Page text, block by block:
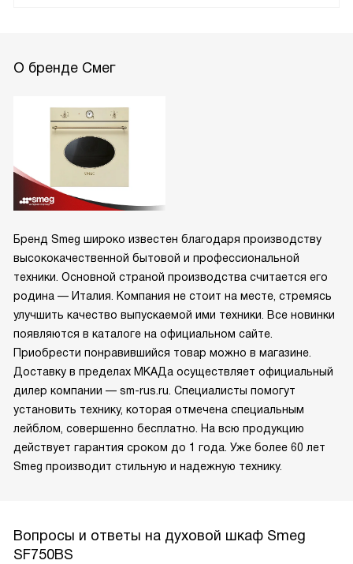
О бренде Смег
Бренд Smeg широко известен благодаря производству
высококачественной бытовой и профессиональной
техники. Основной страной производства считается его
родина — Италия. Компания не стоит на месте, стремясь
улучшить качество выпускаемой ими техники. Все новинки
появляются в каталоге на официальном сайте.
Приобрести понравившийся товар можно в магазине.
Доставку в пределах МКАДа осуществляет официальный
дилер компании — sm-rus.ru. Специалисты помогут
установить технику, которая отмечена специальным
лейблом, совершенно бесплатно. На всю продукцию
действует гарантия сроком до 1 года. Уже более 60 лет
Smeg производит стильную и надежную технику.
Вопросы и ответы на духовой шкаф Smeg
SF750BS